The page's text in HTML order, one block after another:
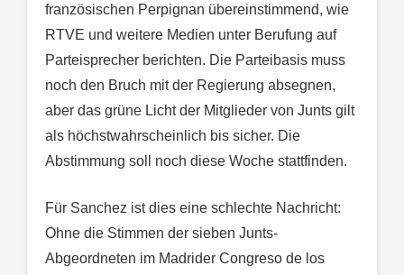
französischen Perpignan übereinstimmend, wie
RTVE und weitere Medien unter Berufung auf
Parteisprecher berichten. Die Parteibasis muss
noch den Bruch mit der Regierung absegnen,
aber das grüne Licht der Mitglieder von Junts gilt
als höchstwahrscheinlich bis sicher. Die
Abstimmung soll noch diese Woche stattfinden.
Für Sanchez ist dies eine schlechte Nachricht:
Ohne die Stimmen der sieben Junts-
Abgeordneten im Madrider Congreso de los